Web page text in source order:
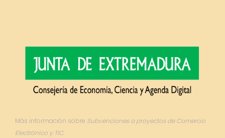
Más información sobre Subvenciones a proyectos de Comercio
Electrónico y TIC.